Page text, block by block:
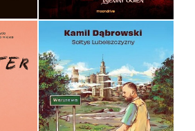
PERSONA NON GRATA,
CZYLI SOŁTYS W WIELKIM
MIEŚCIE
KAMIL DĄBROWSKI ‒ SOŁTYS